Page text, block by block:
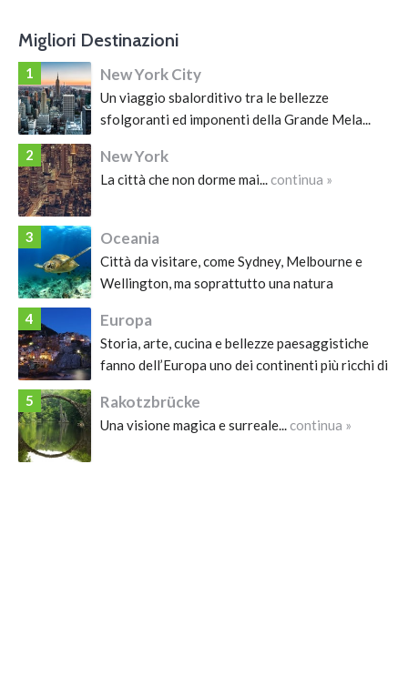
Migliori Destinazioni
1 New York City
Un viaggio sbalorditivo tra le bellezze
sfolgoranti ed imponenti della Grande Mela...
2
New York
La città che non dorme mai... continua »
3 Oceania
Città da visitare, come Sydney, Melbourne e
Wellington, ma soprattutto una natura
4
Europa
Storia, arte, cucina e bellezze paesaggistiche
fanno dell’Europa uno dei continenti più ricchi di
almeno una volta nella vita....
5 Rakotzbrücke
Una visione magica e surreale... continua »